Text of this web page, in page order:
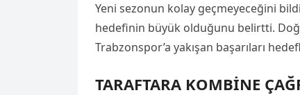
Yeni sezonun kolay geçmeyeceğini
hedefinin büyük olduğunu belirtti.
Trabzonspor’a yakışan başarıları
TARAFTARA KOMBİNE